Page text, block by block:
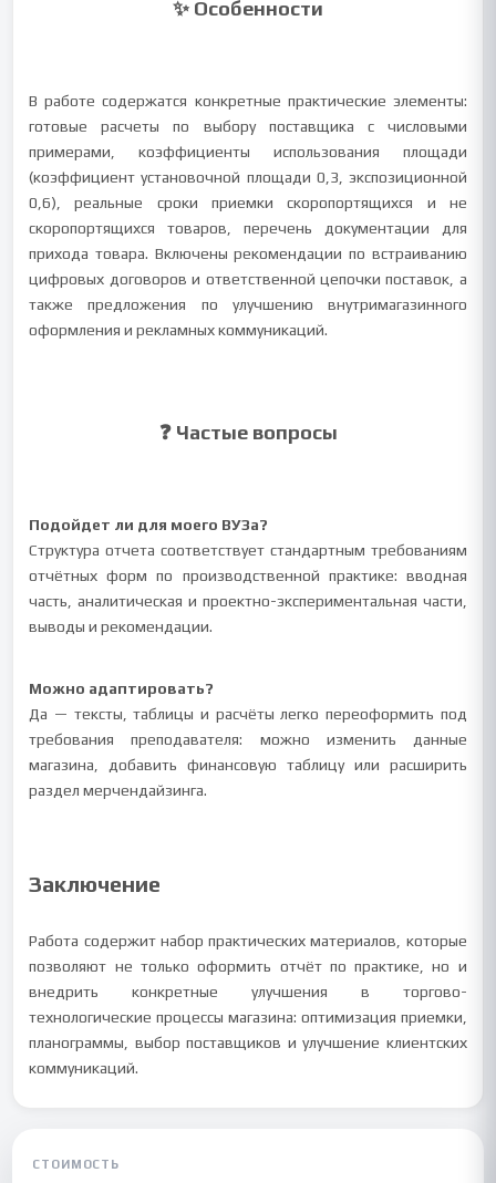
✨ Особенности
В работе содержатся конкретные практические элементы:
готовые расчеты по выбору поставщика с числовыми
примерами, коэффициенты использования площади
(коэффициент установочной площади 0,3, экспозиционной
0,6), реальные сроки приемки скоропортящихся и не
скоропортящихся товаров, перечень документации для
прихода товара. Включены рекомендации по встраиванию
цифровых договоров и ответственной цепочки поставок, а
также предложения по улучшению внутримагазинного
оформления и рекламных коммуникаций.
❓ Частые вопросы
Подойдет ли для моего ВУЗа?
Структура отчета соответствует стандартным требованиям
отчётных форм по производственной практике: вводная
часть, аналитическая и проектно-экспериментальная части,
выводы и рекомендации.
Можно адаптировать?
Да — тексты, таблицы и расчёты легко переоформить под
требования преподавателя: можно изменить данные
магазина, добавить финансовую таблицу или расширить
раздел мерчендайзинга.
Заключение
Работа содержит набор практических материалов, которые
позволяют не только оформить отчёт по практике, но и
внедрить конкретные улучшения в торгово-
технологические процессы магазина: оптимизация приемки,
планограммы, выбор поставщиков и улучшение клиентских
коммуникаций.
СТОИМОСТЬ